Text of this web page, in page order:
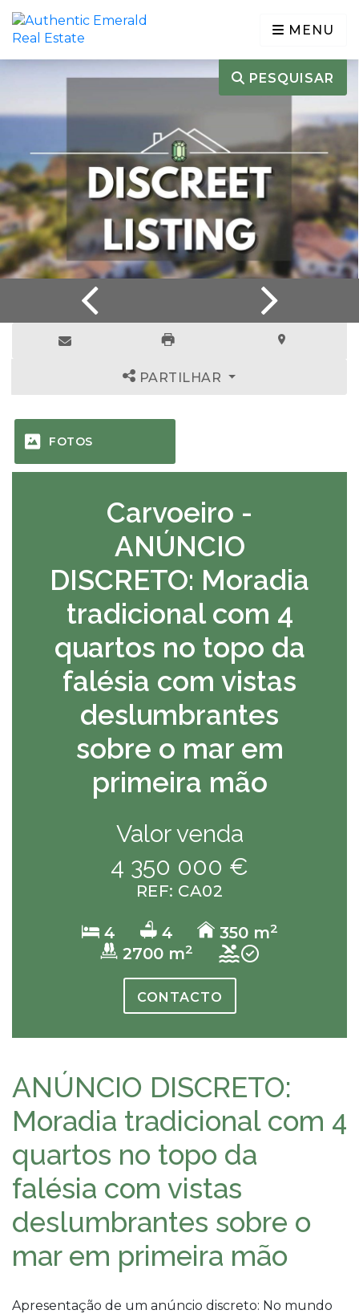
MENU
PESQUISAR
IMPRIMIR
PARTILHAR
FOTOS
ANÚNCIO DISCRETO:
Moradia tradicional com 4
quartos no topo da
falésia com vistas
deslumbrantes sobre o
mar em primeira mão
Apresentação de um anúncio discreto: No mundo
Carvoeiro -
ANÚNCIO
DISCRETO: Moradia
tradicional com 4
quartos no topo da
falésia com vistas
deslumbrantes
sobre o mar em
primeira mão
Valor venda
4 350 000 €
REF: CA02
4 4 350 m2
2700 m2
CONTACTO